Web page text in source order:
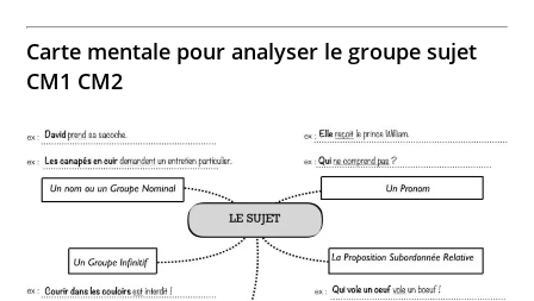
Carte mentale pour analyser le groupe sujet
CM1 CM2